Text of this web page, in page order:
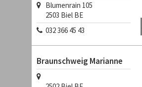
Blumenrain 105
2503 Biel BE
032 366 45 43
Braunschweig Marianne